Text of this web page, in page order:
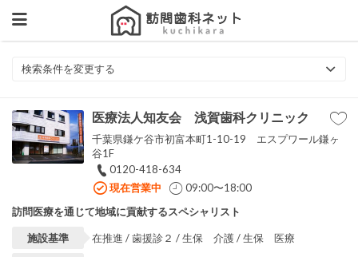
検索条件を変更する
医療法人知友会 浅賀歯科クリニック
千葉県鎌ケ谷市初富本町1-10-19 エスプワール鎌ヶ
谷1F
0120-418-634
現在営業中
09:00〜18:00
訪問医療を通じて地域に貢献するスペシャリスト
施設基準 在推進 / 歯援診２ / 生保 介護 / 生保 医療